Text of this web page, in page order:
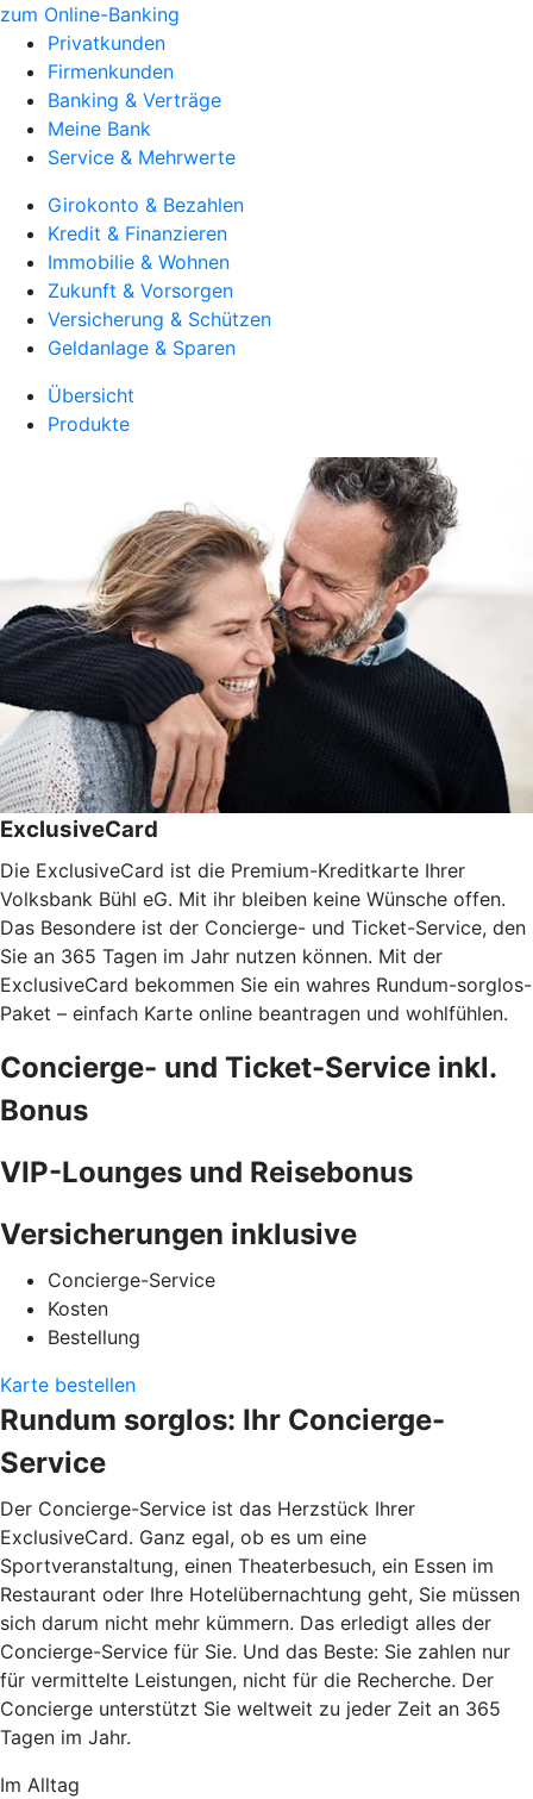
zum Online-Banking
Privatkunden
Firmenkunden
Banking & Verträge
Meine Bank
Service & Mehrwerte
Girokonto & Bezahlen
Kredit & Finanzieren
Immobilie & Wohnen
Zukunft & Vorsorgen
Versicherung & Schützen
Geldanlage & Sparen
Übersicht
Produkte
ExclusiveCard
Die ExclusiveCard ist die Premium-Kreditkarte Ihrer
Volksbank Bühl eG. Mit ihr bleiben keine Wünsche offen.
Das Besondere ist der Concierge- und Ticket-Service, den
Sie an 365 Tagen im Jahr nutzen können. Mit der
ExclusiveCard bekommen Sie ein wahres Rundum-sorglos-
Paket – einfach Karte online beantragen und wohlfühlen.
Concierge- und Ticket-Service inkl.
Bonus
VIP-Lounges und Reisebonus
Versicherungen inklusive
Concierge-Service
Kosten
Bestellung
Karte bestellen
Rundum sorglos: Ihr Concierge-
Service
Der Concierge-Service ist das Herzstück Ihrer
ExclusiveCard. Ganz egal, ob es um eine
Sportveranstaltung, einen Theaterbesuch, ein Essen im
Restaurant oder Ihre Hotelübernachtung geht, Sie müssen
sich darum nicht mehr kümmern. Das erledigt alles der
Concierge-Service für Sie. Und das Beste: Sie zahlen nur
für vermittelte Leistungen, nicht für die Recherche. Der
Concierge unterstützt Sie weltweit zu jeder Zeit an 365
Tagen im Jahr.
Im Alltag